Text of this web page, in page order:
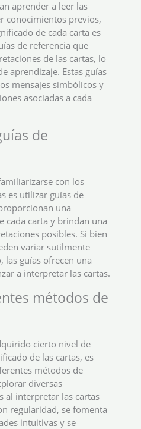
aprender a leer las
conocimientos previos,
de cada carta es
de referencia que
de las cartas, lo
aprendizaje. Estas guías
mensajes simbólicos y
asociadas a cada
de
con los
es utilizar guías de
una
cada carta y brindan una
posibles. Si bien
variar sutilmente
las guías ofrecen una
a interpretar las cartas.
métodos de
cierto nivel de
de las cartas, es
métodos de
diversas
al interpretar las cartas
regularidad, se fomenta
intuitivas y se